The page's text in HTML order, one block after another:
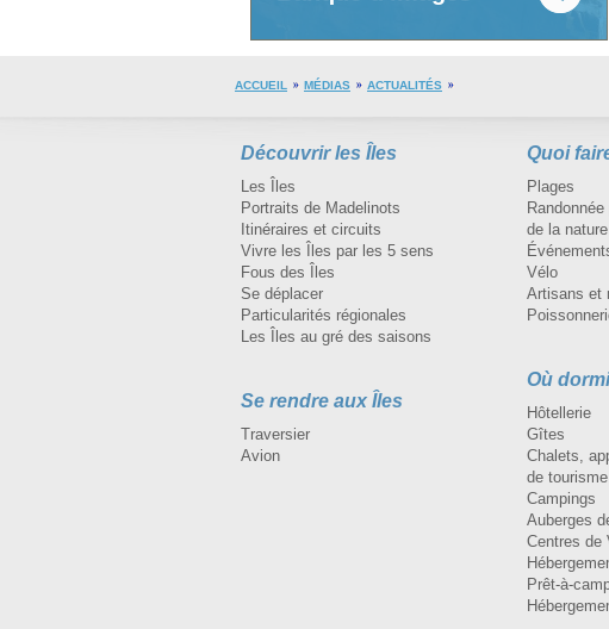
ACCUEIL MÉDIAS ACTUALITÉS
Découvrir les Îles
Les Îles
Portraits de Madelinots
Itinéraires et circuits
Vivre les Îles par les 5 sens
Fous des Îles
Se déplacer
Particularités régionales
Les Îles au gré des saisons
Se rendre aux Îles
Traversier
Avion
Quoi
Plages
de la nature
Vélo
Artisans et
Où
Hôtellerie
Gîtes
Chalets,
de tourisme
Campings
Auberges
Centres de
Prêt-à-